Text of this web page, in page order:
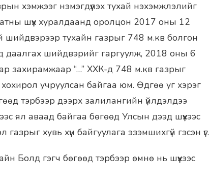
хэмжээг нэмэгдүүлэх тухай нэхэмжлэлийг
шүүх хуралдаанд оролцон 2017 оны 12
тухайн газрыг 748 м.кв болгон
даалгах шийдвэрийг гаргуулж, 2018 оны 6
захирамжаар “…” ХХК-д 748 м.кв газрыг
учруулсан байгаа юм. Өдгөө уг хэрэг
тэрбээр дээрх залилангийн үйлдэлдээ
ял аваад байгаа бөгөөд Улсын дээд шүүхээс
газрыг хувь хүн байгуулага эзэмшихгүй гэсэн үг.
Болд гэгч бөгөөд тэрбээр өмнө нь шүүхээс